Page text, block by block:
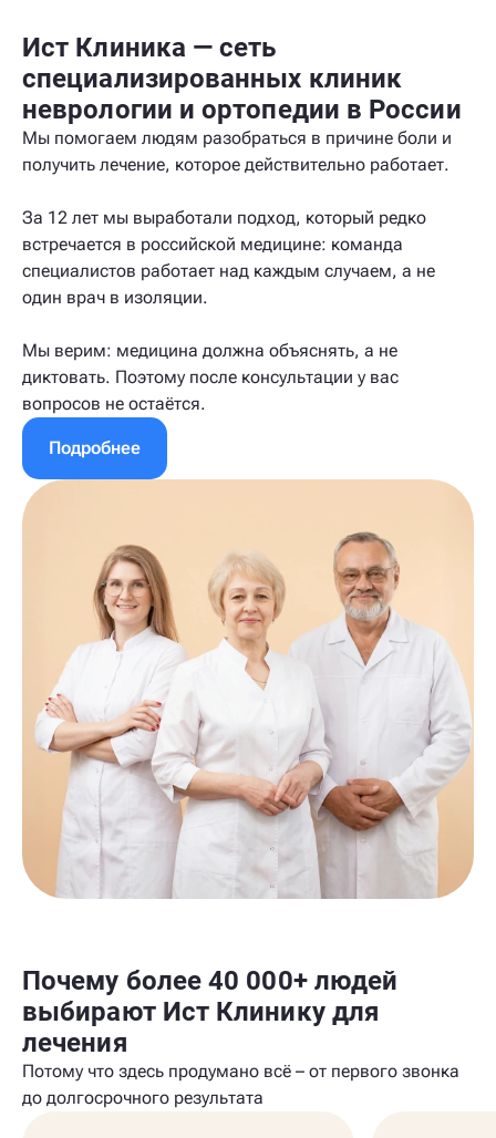
Ист Клиника — сеть
специализированных клиник
неврологии и ортопедии в России
Мы помогаем людям разобраться в причине боли и
получить лечение, которое действительно работает.
За 12 лет мы выработали подход, который редко
встречается в российской медицине: команда
специалистов работает над каждым случаем, а не
один врач в изоляции.
Мы верим: медицина должна объяснять, а не
диктовать. Поэтому после консультации у вас
вопросов не остаётся.
Подробнее
Почему более 40 000+ людей
выбирают Ист Клинику для
лечения
Потому что здесь продумано всё – от первого звонка
до долгосрочного результата